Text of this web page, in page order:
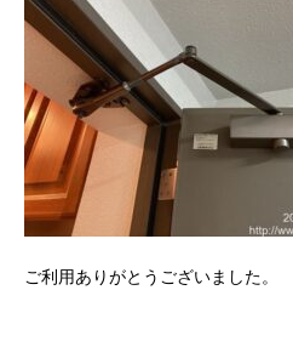
ご利用ありがとうございました。